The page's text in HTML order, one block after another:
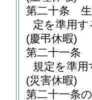
第二十条
定を準用す
(慶弔休暇)
第二十一条
規定を準用
(災害休暇)
第二十一条